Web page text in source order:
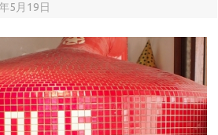
5月19日